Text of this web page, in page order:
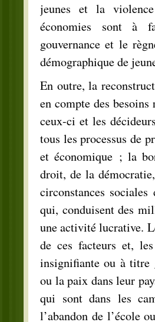
jeunes et la
économies sont à
gouvernance et le
démographique de
En outre, la
en compte des
ceux-ci et les
tous les processus de
et économique ; la
droit, de la
circonstances
qui, conduisent des
une activité lucrative.
de ces facteurs et,
insignifiante ou à titre
ou la paix dans leur
qui sont dans les
l’abandon de l’école